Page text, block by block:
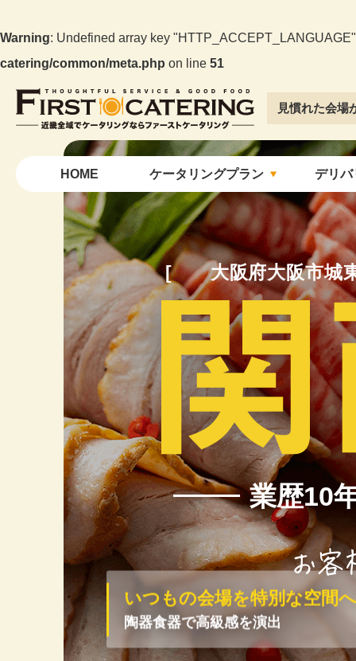
Warning: Undefined array key
catering/common/meta.php on line 51
大阪でケータリングならファーストケー
タリング
見慣れた会場
HOME ケータリングプラン デリ
大阪府大阪市城
大阪No.1
業歴10
お客様に
いつもの会場を特別な空間
陶器食器で高級感を演出